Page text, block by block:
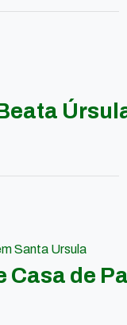
Santa Ursula
de